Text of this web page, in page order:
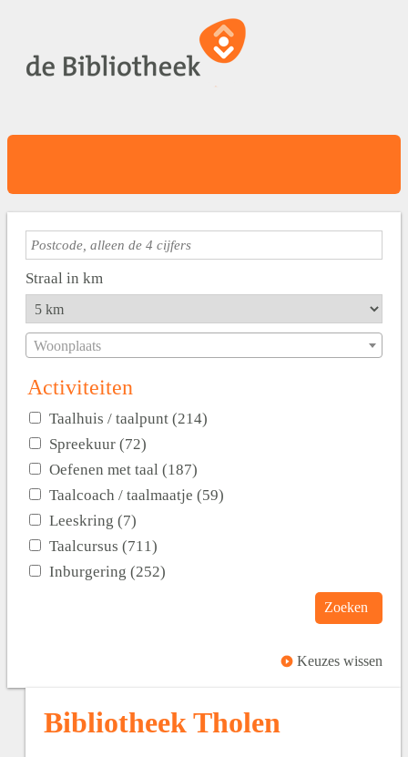
Straal in km
Woonplaats
Activiteiten
Taalhuis / taalpunt (214)
Spreekuur (72)
Oefenen met taal (187)
Taalcoach / taalmaatje (59)
Leeskring (7)
Taalcursus (711)
Inburgering (252)
Zoeken
Keuzes wissen
Bibliotheek Tholen